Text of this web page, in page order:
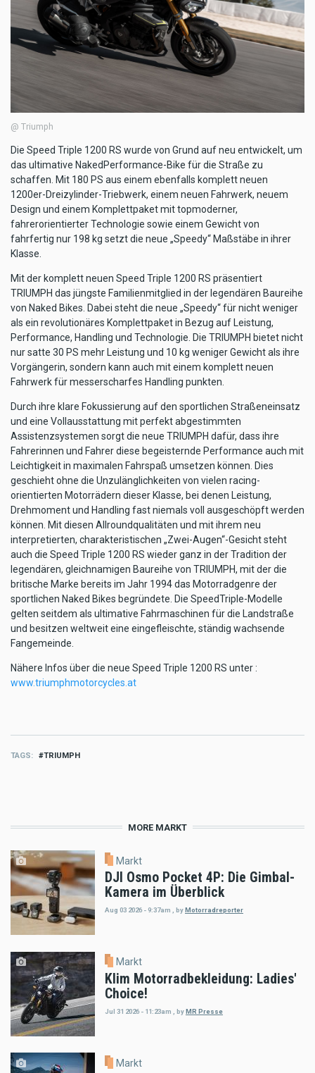
@ Triumph
Die Speed Triple 1200 RS wurde von Grund auf neu entwickelt, um
das ultimative NakedPerformance-Bike für die Straße zu
schaffen. Mit 180 PS aus einem ebenfalls komplett neuen
1200er-Dreizylinder-Triebwerk, einem neuen Fahrwerk, neuem
Design und einem Komplettpaket mit topmoderner,
fahrerorientierter Technologie sowie einem Gewicht von
fahrfertig nur 198 kg setzt die neue „Speedy“ Maßstäbe in ihrer
Klasse.
Mit der komplett neuen Speed Triple 1200 RS präsentiert
TRIUMPH das jüngste Familienmitglied in der legendären Baureihe
von Naked Bikes. Dabei steht die neue „Speedy“ für nicht weniger
als ein revolutionäres Komplettpaket in Bezug auf Leistung,
Performance, Handling und Technologie. Die TRIUMPH bietet nicht
nur satte 30 PS mehr Leistung und 10 kg weniger Gewicht als ihre
Vorgängerin, sondern kann auch mit einem komplett neuen
Fahrwerk für messerscharfes Handling punkten.
Durch ihre klare Fokussierung auf den sportlichen Straßeneinsatz
und eine Vollausstattung mit perfekt abgestimmten
Assistenzsystemen sorgt die neue TRIUMPH dafür, dass ihre
Fahrerinnen und Fahrer diese begeisternde Performance auch mit
Leichtigkeit in maximalen Fahrspaß umsetzen können. Dies
geschieht ohne die Unzulänglichkeiten von vielen racing-
orientierten Motorrädern dieser Klasse, bei denen Leistung,
Drehmoment und Handling fast niemals voll ausgeschöpft werden
können. Mit diesen Allroundqualitäten und mit ihrem neu
interpretierten, charakteristischen „Zwei-Augen“-Gesicht steht
auch die Speed Triple 1200 RS wieder ganz in der Tradition der
legendären, gleichnamigen Baureihe von TRIUMPH, mit der die
britische Marke bereits im Jahr 1994 das Motorradgenre der
sportlichen Naked Bikes begründete. Die SpeedTriple-Modelle
gelten seitdem als ultimative Fahrmaschinen für die Landstraße
und besitzen weltweit eine eingefleischte, ständig wachsende
Fangemeinde.
Nähere Infos über die neue Speed Triple 1200 RS unter :
www.triumphmotorcycles.at
TAGS TRIUMPH
MORE MARKT
Markt
DJI Osmo Pocket 4P: Die Gimbal-
Kamera im Überblick
Aug 03 2026 - 9:37am byMotorradreporter
Markt
Klim Motorradbekleidung: Ladies'
Choice!
Jul 31 2026 - 11:23am byMR Presse
Markt